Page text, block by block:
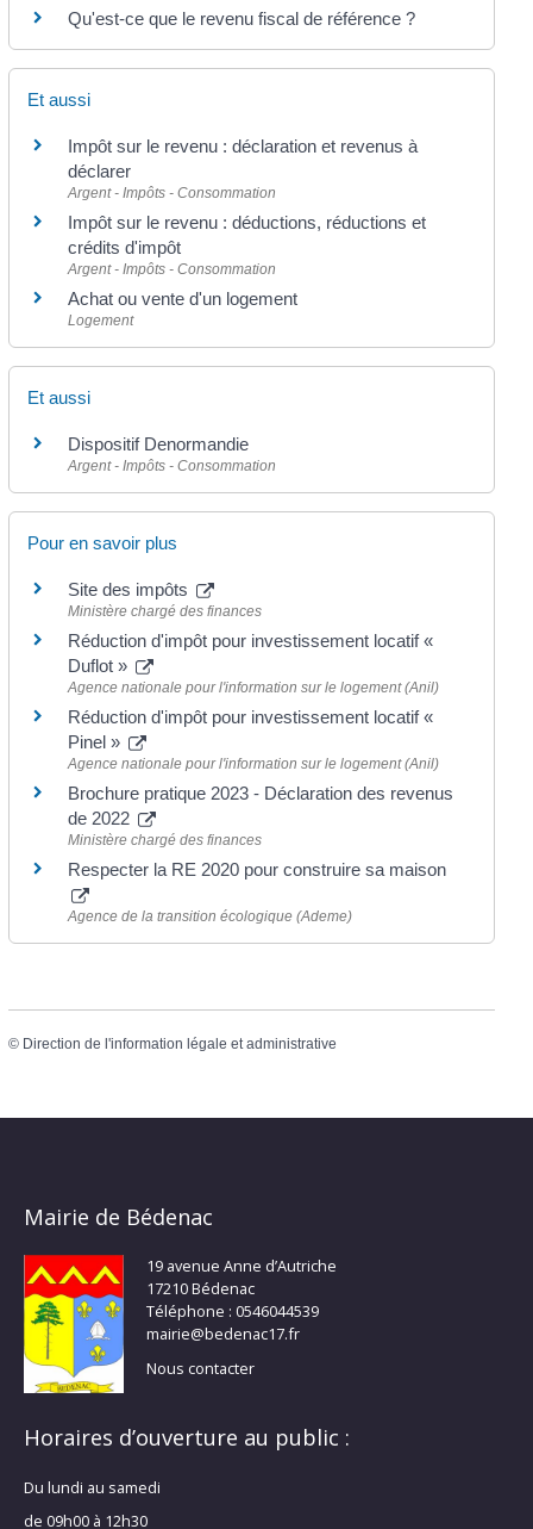
Qu'est-ce que le revenu fiscal de référence ?
Et aussi
Impôt sur le revenu : déclaration et revenus à
déclarer
Argent - Impôts - Consommation
Impôt sur le revenu : déductions, réductions et
crédits d'impôt
Argent - Impôts - Consommation
Achat ou vente d'un logement
Logement
Et aussi
Dispositif Denormandie
Argent - Impôts - Consommation
Pour en savoir plus
Site des impôts
Ministère chargé des finances
Réduction d'impôt pour investissement locatif «
Duflot »
Agence nationale pour l'information sur le logement (Anil)
Réduction d'impôt pour investissement locatif «
Pinel »
Agence nationale pour l'information sur le logement (Anil)
Brochure pratique 2023 - Déclaration des revenus
de 2022
Ministère chargé des finances
Respecter la RE 2020 pour construire sa maison
Agence de la transition écologique (Ademe)
© Direction de l'information légale et administrative
Mairie de Bédenac
19 avenue Anne d’Autriche
17210 Bédenac
Téléphone : 0546044539
mairie@bedenac17.fr
Nous contacter
Horaires d’ouverture au public :
Du lundi au samedi
de 09h00 à 12h30